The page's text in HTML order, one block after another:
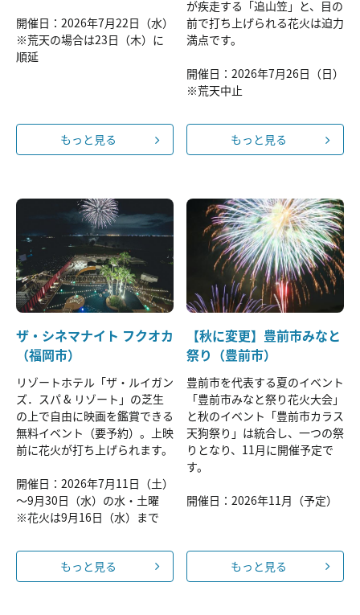
開催日：2026年7月22日（水）
※荒天の場合は23日（木）に
順延
もっと見る
が疾走する「追山笠」と、目の
前で打ち上げられる花火は迫力
満点です。
開催日：2026年7月26日（日）
※荒天中止
もっと見る
ザ・シネマナイト フクオカ
（福岡市）
リゾートホテル「ザ・ルイガン
ズ．スパ & リゾート」の芝生
の上で自由に映画を鑑賞できる
無料イベント（要予約）。上映
前に花火が打ち上げられます。
開催日：2026年7月11日（土）
～9月30日（水）の水・土曜
※花火は9月16日（水）まで
もっと見る
【秋に変更】豊前市みなと
祭り（豊前市）
豊前市を代表する夏のイベント
「豊前市みなと祭り花火大会」
と秋のイベント「豊前市カラス
天狗祭り」は統合し、一つの祭
りとなり、11月に開催予定で
す。
開催日：2026年11月（予定）
もっと見る